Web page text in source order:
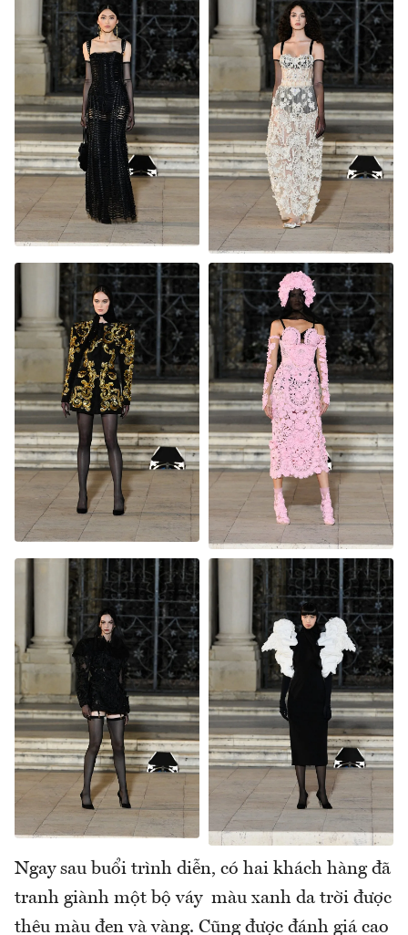
Ngay sau buổi trình diễn, có hai khách hàng đã
tranh giành một bộ váy màu xanh da trời được
thêu màu đen và vàng. Cũng được đánh giá cao